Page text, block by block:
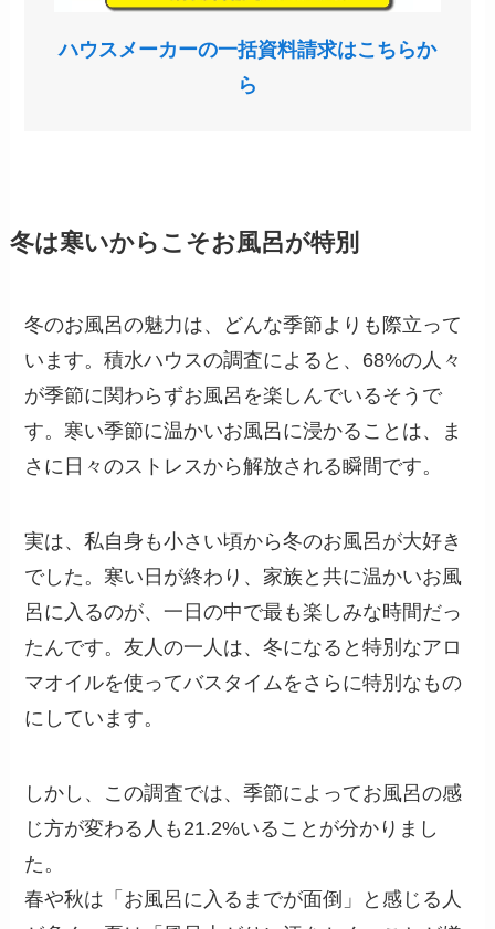
ハウスメーカーの一括資料請求はこちらか
ら
冬は寒いからこそお風呂が特別
冬のお風呂の魅力は、どんな季節よりも際立って
います。積水ハウスの調査によると、68%の人々
が季節に関わらずお風呂を楽しんでいるそうで
す。寒い季節に温かいお風呂に浸かることは、ま
さに日々のストレスから解放される瞬間です。
実は、私自身も小さい頃から冬のお風呂が大好き
でした。寒い日が終わり、家族と共に温かいお風
呂に入るのが、一日の中で最も楽しみな時間だっ
たんです。友人の一人は、冬になると特別なアロ
マオイルを使ってバスタイムをさらに特別なもの
にしています。
しかし、この調査では、季節によってお風呂の感
じ方が変わる人も21.2%いることが分かりまし
た。
春や秋は「お風呂に入るまでが面倒」と感じる人